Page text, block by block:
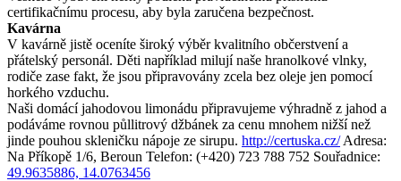
certifikačnímu procesu, aby byla zaručena bezpečnost.
Kavárna
V kavárně jistě oceníte široký výběr kvalitního občerstvení a
přátelský personál. Děti například milují naše hranolkové vlnky,
rodiče zase fakt, že jsou připravovány zcela bez oleje jen pomocí
horkého vzduchu.
Naši domácí jahodovou limonádu připravujeme výhradně z jahod a
podáváme rovnou půllitrový džbánek za cenu mnohem nižší než
jinde pouhou skleničku nápoje ze sirupu. http://certuska.cz/ Adresa:
Na Příkopě 1/6, Beroun Telefon: (+420) 723 788 752 Souřadnice:
49.9635886, 14.0763456